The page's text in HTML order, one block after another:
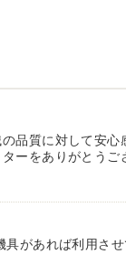
品質に対して安
ーをありがとうご
があれば利用させ